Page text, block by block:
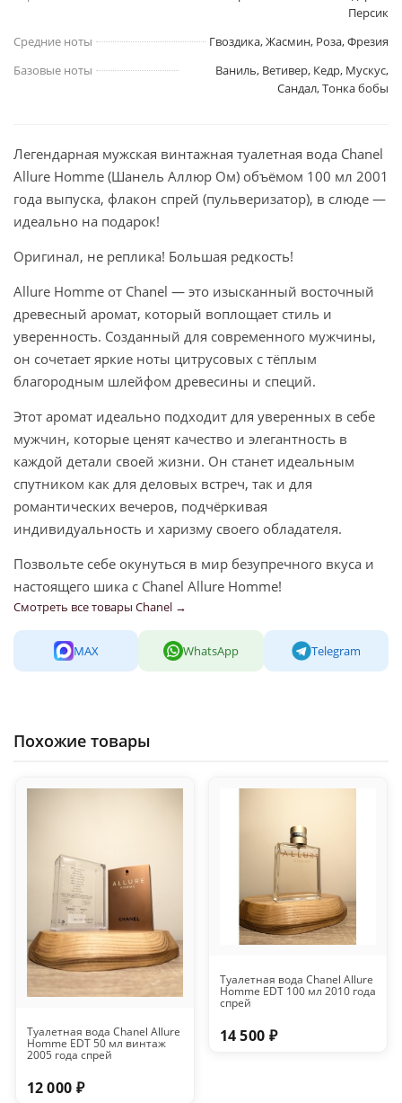
Персик
Средние ноты
Гвоздика, Жасмин, Роза, Фрезия
Базовые ноты
Ваниль, Ветивер, Кедр, Мускус,
Сандал, Тонка бобы
Легендарная мужская винтажная туалетная вода Chanel
Allure Homme (Шанель Аллюр Ом) объёмом 100 мл 2001
года выпуска, флакон спрей (пульверизатор), в слюде —
идеально на подарок!
Оригинал, не реплика! Большая редкость!
Allure Homme от Chanel — это изысканный восточный
древесный аромат, который воплощает стиль и
уверенность. Созданный для современного мужчины,
он сочетает яркие ноты цитрусовых с тёплым
благородным шлейфом древесины и специй.
Этот аромат идеально подходит для уверенных в себе
мужчин, которые ценят качество и элегантность в
каждой детали своей жизни. Он станет идеальным
спутником как для деловых встреч, так и для
романтических вечеров, подчёркивая
индивидуальность и харизму своего обладателя.
Позвольте себе окунуться в мир безупречного вкуса и
настоящего шика с Chanel Allure Homme!
Смотреть все товары Chanel →
MAX WhatsApp Telegram
Похожие товары
Туалетная вода Chanel Allure
Homme EDT 50 мл винтаж
2005 года спрей
12 000 ₽
Туалетная вода Chanel Allure
Homme EDT 100 мл 2010 года
спрей
14 500 ₽